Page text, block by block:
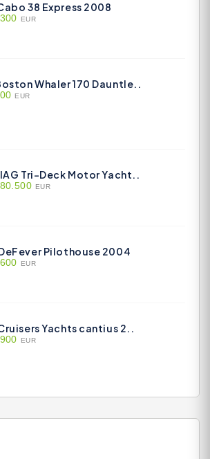
38 Express 2008
EUR
Whaler 170 Dauntle..
EUR
IAG Tri-Deck Motor Yacht..
EUR
Pilothouse 2004
EUR
Yachts cantius 2..
EUR